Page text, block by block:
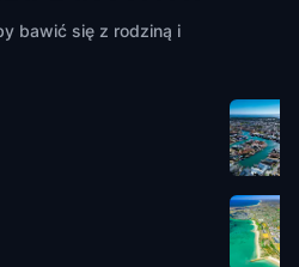
bawić się z rodziną i